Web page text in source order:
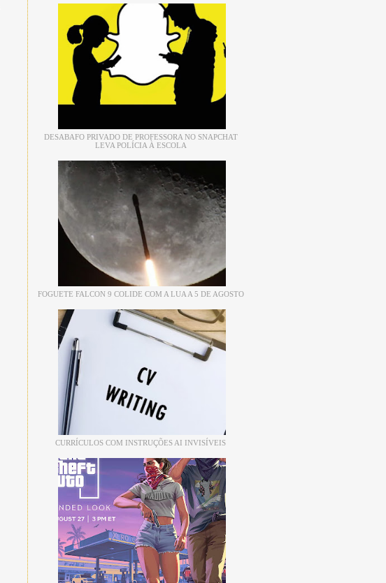
DESABAFO PRIVADO DE PROFESSORA NO SNAPCHAT
LEVA POLÍCIA À ESCOLA
FOGUETE FALCON 9 COLIDE COM A LUA A 5 DE AGOSTO
CURRÍCULOS COM INSTRUÇÕES AI INVISÍVEIS